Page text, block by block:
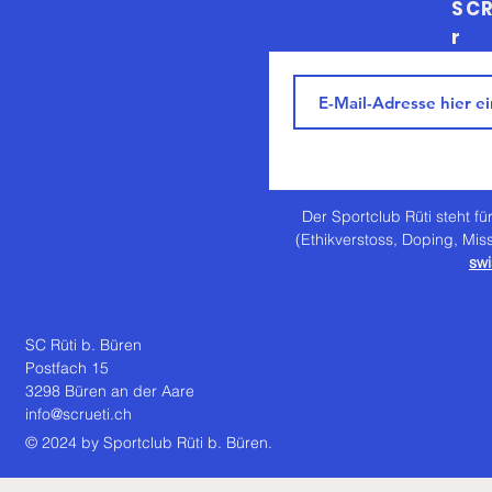
r
Der Sportclub Rüti steht
(Ethikverstoss, Doping,
SC Rüti b. Büren
Postfach 15
3298 Büren an der Aare
info@scrueti.ch
© 2024 by Sportclub Rüti b. Büren.